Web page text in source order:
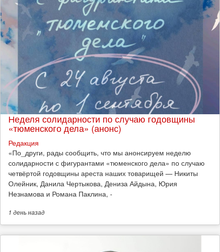
Неделя солидарности по случаю годовщины
«тюменского дела» (анонс)
Редакция
​«По_други, рады сообщить, что мы анонсируем неделю
солидарности с фигурантами «тюменского дела» по случаю
четвёртой годовщины ареста наших товарищей — Никиты
Олейник, Данила Чертыкова, Дениза Айдына, Юрия
Незнамова и Романа Паклина, -
1 деньназад